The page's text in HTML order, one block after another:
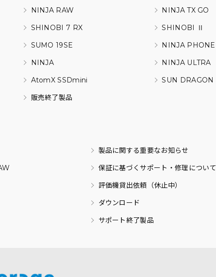
NINJA RAW
NINJA TX GO
SHINOBI 7 RX
SHINOBI Ⅱ
SUMO 19SE
NINJA PHONE
NINJA
NINJA ULTRA
AtomX SSDmini
SUN DRAGON
販売終了製品
製品に関する重要なお知らせ
保証に基づくサポート・修理について
評価機貸出依頼（休止中）
ダウンロード
サポート終了製品